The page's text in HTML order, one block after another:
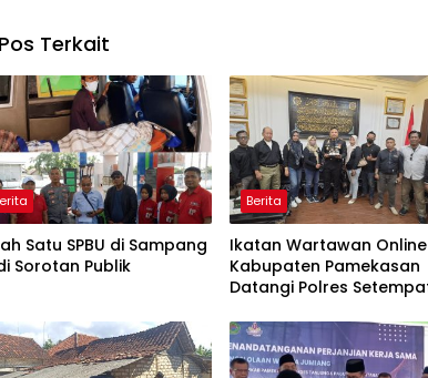
Pos Terkait
Satu SPBU di Sampang
Sorotan Publik
Berita
Ikatan Wartawan Online
Kabupaten Pamekasan
Datangi Polres